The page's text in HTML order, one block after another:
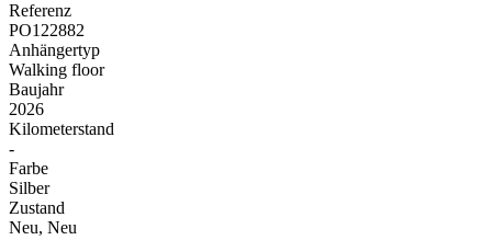
Referenz
PO122882
Anhängertyp
Walking floor
Baujahr
2026
Kilometerstand
-
Farbe
Silber
Zustand
Neu, Neu